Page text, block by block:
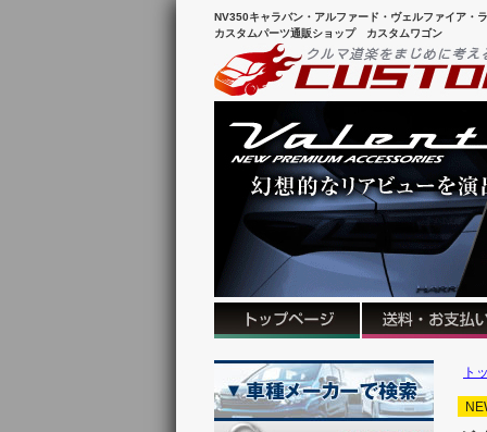
NV350キャラバン・アルファード・ヴェルファイア・
カスタムパーツ通販ショップ カスタムワゴン
ト